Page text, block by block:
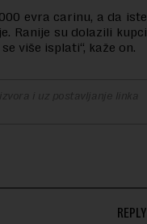
evra carinu, a da iste
Ranije su dolazili kupci
više isplati“, kaže on.
i uz postavljanje linka
REPLY